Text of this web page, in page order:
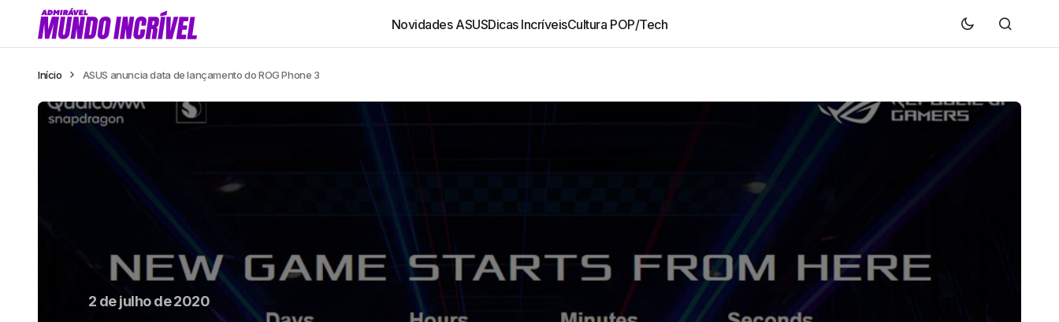
Novidades ASUSDicas IncríveisCultura POP/Tech
Início ASUS anuncia data de lançamento do ROG Phone 3
2 de julho de 2020